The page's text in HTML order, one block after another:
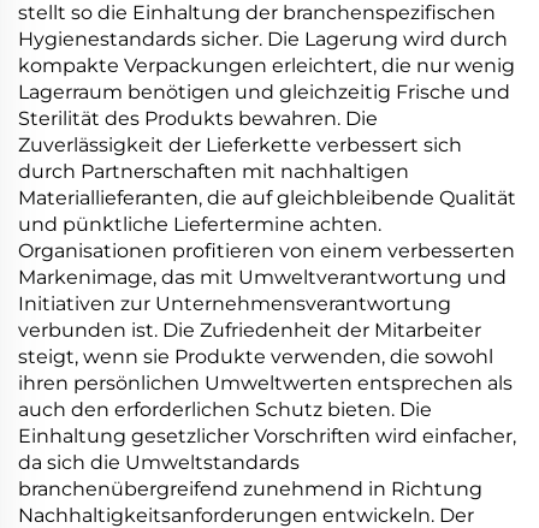
stellt so die Einhaltung der branchenspezifischen
Hygienestandards sicher. Die Lagerung wird durch
kompakte Verpackungen erleichtert, die nur wenig
Lagerraum benötigen und gleichzeitig Frische und
Sterilität des Produkts bewahren. Die
Zuverlässigkeit der Lieferkette verbessert sich
durch Partnerschaften mit nachhaltigen
Materiallieferanten, die auf gleichbleibende Qualität
und pünktliche Liefertermine achten.
Organisationen profitieren von einem verbesserten
Markenimage, das mit Umweltverantwortung und
Initiativen zur Unternehmensverantwortung
verbunden ist. Die Zufriedenheit der Mitarbeiter
steigt, wenn sie Produkte verwenden, die sowohl
ihren persönlichen Umweltwerten entsprechen als
auch den erforderlichen Schutz bieten. Die
Einhaltung gesetzlicher Vorschriften wird einfacher,
da sich die Umweltstandards
branchenübergreifend zunehmend in Richtung
Nachhaltigkeitsanforderungen entwickeln. Der